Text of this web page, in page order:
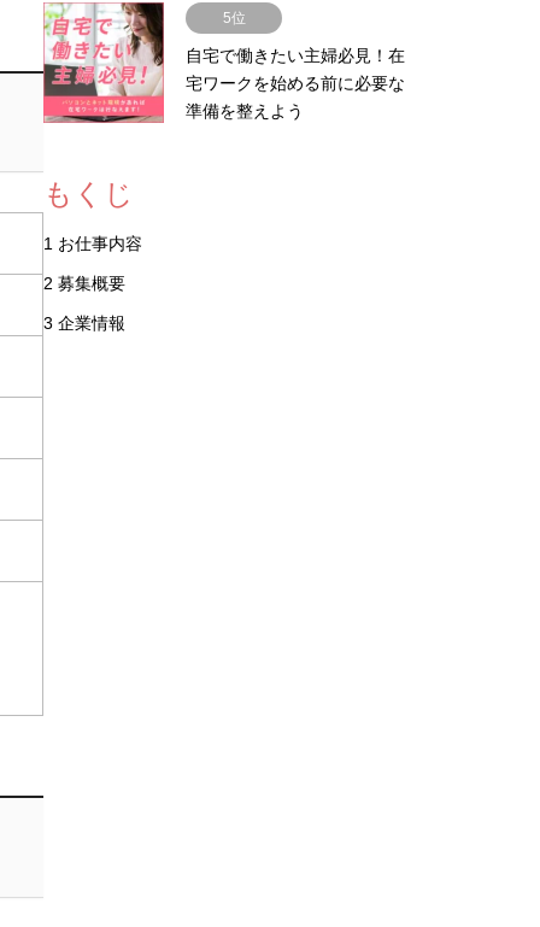
5位
自宅で働きたい主婦必見！在
宅ワークを始める前に必要な
準備を整えよう
もくじ
1 お仕事内容
2 募集概要
3 企業情報